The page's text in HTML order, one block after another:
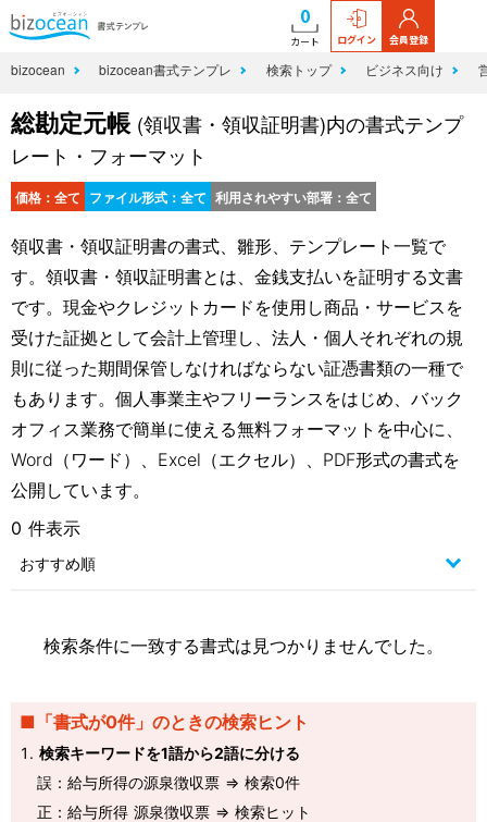
0
カート ログイン 会員登録
bizocean bizocean書式テンプレ 検索トップ ビジネス向け
総勘定元帳 (領収書・領収証明書)内の書式テンプ
レート・フォーマット
価格：全て ファイル形式：全て 利用されやすい部署：全て
領収書・領収証明書の書式、雛形、テンプレート一覧で
す。領収書・領収証明書とは、金銭支払いを証明する文書
です。現金やクレジットカードを使用し商品・サービスを
受けた証拠として会計上管理し、法人・個人それぞれの規
則に従った期間保管しなければならない証憑書類の一種で
もあります。個人事業主やフリーランスをはじめ、バック
オフィス業務で簡単に使える無料フォーマットを中心に、
Word（ワード）、Excel（エクセル）、PDF形式の書式を
公開しています。
0 件表示
検索条件に一致する書式は見つかりませんでした。
■「書式が0件」のときの検索ヒント
検索キーワードを1語から2語に分ける
誤：給与所得の源泉徴収票 ⇒ 検索0件
正：給与所得 源泉徴収票 ⇒ 検索ヒット